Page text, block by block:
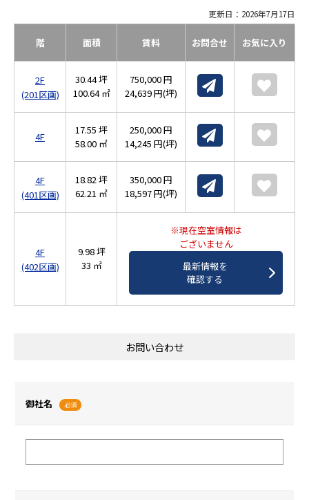
更新日：2026年7月17日
階 面積 賃料 お問合せ お気に入り
2F
(201区画)
30.44 坪
100.64 ㎡
750,000 円
24,639 円(坪)
4F
17.55 坪
58.00 ㎡
250,000 円
14,245 円(坪)
4F
(401区画)
18.82 坪
62.21 ㎡
350,000 円
18,597 円(坪)
4F
(402区画)
9.98 坪
33 ㎡
※現在空室情報は
ございません
最新情報を
確認する
お問い合わせ
御社名 必須